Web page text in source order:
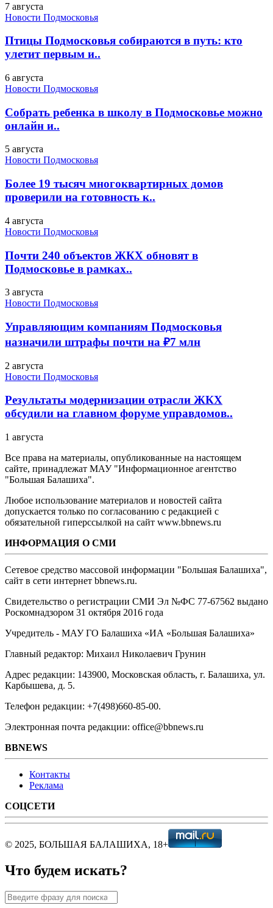
7 августа
Новости Подмосковья
Птицы Подмосковья собираются в путь: кто
улетит первым и..
6 августа
Новости Подмосковья
Собрать ребенка в школу в Подмосковье можно
онлайн и..
5 августа
Новости Подмосковья
Более 19 тысяч многоквартирных домов
проверили на готовность к..
4 августа
Новости Подмосковья
Почти 240 объектов ЖКХ обновят в
Подмосковье в рамках..
3 августа
Новости Подмосковья
Управляющим компаниям Подмосковья
назначили штрафы почти на ₽7 млн
2 августа
Новости Подмосковья
Результаты модернизации отрасли ЖКХ
обсудили на главном форуме управдомов..
1 августа
Все права на материалы, опубликованные на настоящем
сайте, принадлежат МАУ "Информационное агентство
"Большая Балашиха".
Любое использование материалов и новостей сайта
допускается только по согласованию с редакцией с
обязательной гиперссылкой на сайт www.bbnews.ru
ИНФОРМАЦИЯ О СМИ
Сетевое средство массовой информации "Большая Балашиха",
сайт в сети интернет bbnews.ru.
Свидетельство о регистрации СМИ Эл №ФС ‎77-67562 выдано
Роскомнадзором 31 октября 2016 года
Учредитель - МАУ ГО Балашиха «ИА «Большая Балашиха»
Главный редактор: Михаил Николаевич Грунин
Адрес редакции: 143900, Московская область, г. Балашиха, ул.
Карбышева, д. 5.
Телефон редакции: +7(498)660-85-00.
Электронная почта редакции: office@bbnews.ru
BBNEWS
Контакты
Реклама
СОЦСЕТИ
© 2025, БОЛЬШАЯ БАЛАШИХА, 18+
Что будем искать?